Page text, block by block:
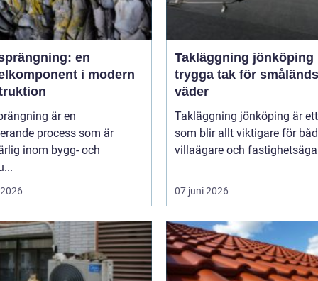
en
i modern
är en
process som är
inom bygg- och
Takläggning jönköping
trygga tak för
väder
Takläggning jönköping är
som blir allt viktigare för
villaägare och
07 juni 2026